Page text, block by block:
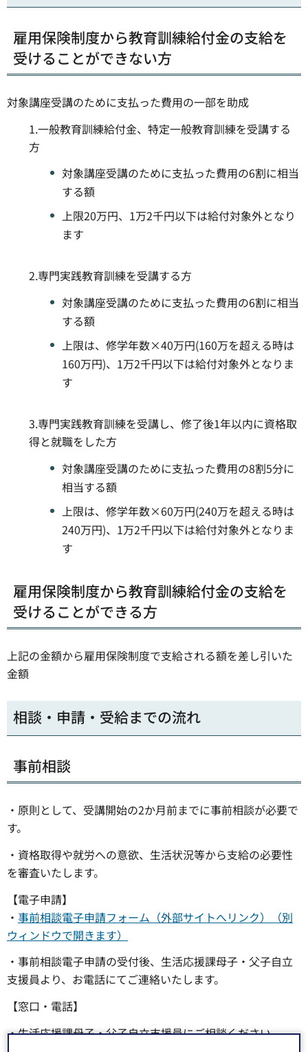
雇用保険制度から教育訓練給付金の支給を
受けることができない方
対象講座受講のために支払った費用の一部を助成
1.一般教育訓練給付金、特定一般教育訓練を受講する
方
対象講座受講のために支払った費用の6割に相当
する額
上限20万円、1万2千円以下は給付対象外となり
ます
2.専門実践教育訓練を受講する方
対象講座受講のために支払った費用の6割に相当
する額
上限は、修学年数×40万円(160万を超える時は
160万円)、1万2千円以下は給付対象外となりま
す
3.専門実践教育訓練を受講し、修了後1年以内に資格取
得と就職をした方
対象講座受講のために支払った費用の8割5分に
相当する額
上限は、修学年数×60万円(240万を超える時は
240万円)、1万2千円以下は給付対象外となりま
す
雇用保険制度から教育訓練給付金の支給を
受けることができる方
上記の金額から雇用保険制度で支給される額を差し引いた
金額
相談・申請・受給までの流れ
事前相談
・原則として、受講開始の2か月前までに事前相談が必要で
す。
・資格取得や就労への意欲、生活状況等から支給の必要性
を審査いたします。
【電子申請】
・ 事前相談電子申請フォーム（外部サイトへリンク）（別
ウィンドウで開きます）
・事前相談電子申請の受付後、生活応援課母子・父子自立
支援員より、お電話にてご連絡いたします。
【窓口・電話】
・生活応援課母子・父子自立支援員にご相談ください。